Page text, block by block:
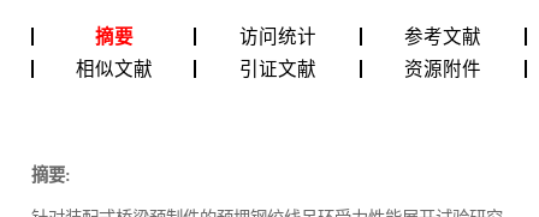
摘要 访问统计
参考文献
相似文献
引证文献 资源附件
摘要: